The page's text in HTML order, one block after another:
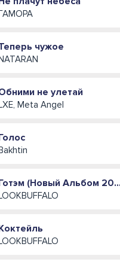
чужое
не улетай
Meta Angel
Готэм (Новый Альбом 2026)